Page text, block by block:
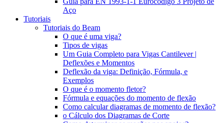
Aço
Tutoriais
Tutoriais do Beam
O que é uma viga?
Tipos de vigas
Um Guia Completo para Vigas Cantilever |
Deflexões e Momentos
Deflexão da viga: Definição, Fórmula, e
Exemplos
O que é o momento fletor?
Fórmula e equações do momento de flexão
Como calcular diagramas de momento de flexão?
o Cálculo dos Diagramas de Corte